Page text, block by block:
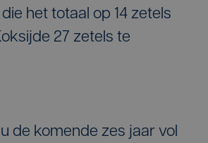
het totaal op 14 zetels
27 zetels te
de komende zes jaar vol